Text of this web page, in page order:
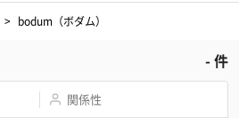
> bodum（ボダム）
-件
関係性